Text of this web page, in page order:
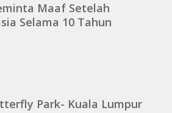
Maaf Setelah
Selama 10 Tahun
Park- Kuala Lumpur